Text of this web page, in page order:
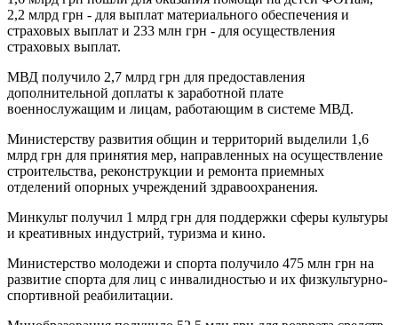
2,2 млрд грн - для выплат материального обеспечения и
страховых выплат и 233 млн грн - для осуществления
страховых выплат.
МВД получило 2,7 млрд грн для предоставления
дополнительной доплаты к заработной плате
военнослужащим и лицам, работающим в системе МВД.
Министерству развития общин и территорий выделили 1,6
млрд грн для принятия мер, направленных на осуществление
строительства, реконструкции и ремонта приемных
отделений опорных учреждений здравоохранения.
Минкульт получил 1 млрд грн для поддержки сферы культуры
и креативных индустрий, туризма и кино.
Министерство молодежи и спорта получило 475 млн грн на
развитие спорта для лиц с инвалидностью и их физкультурно-
спортивной реабилитации.